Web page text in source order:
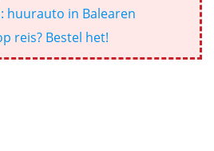
huurauto in Balearen
reis? Bestel het!